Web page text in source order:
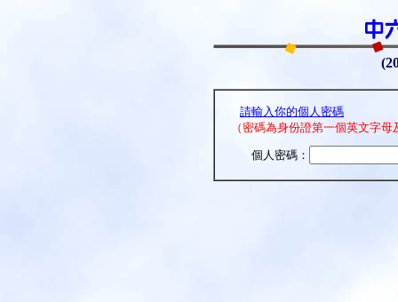
請輸入你的個人密碼
（密碼為身份證第一個英文字
個人密碼：